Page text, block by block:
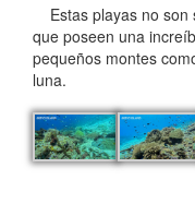
Estas playas no son
que poseen una
pequeños montes
luna.